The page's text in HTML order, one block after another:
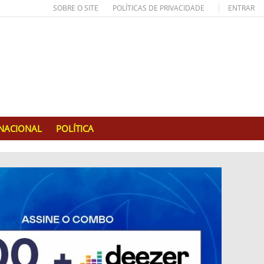
SOBRE O SITE POLÍTICAS DE PRIVACIDADE ENTRAR
POLÍTICA